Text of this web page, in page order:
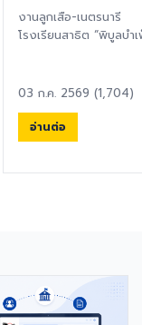
งานลูกเสือ-เนตรนารี
โรงเรียนสาธิต “พิบูลบำ
03 ก.ค. 2569 (1,704)
อ่านต่อ